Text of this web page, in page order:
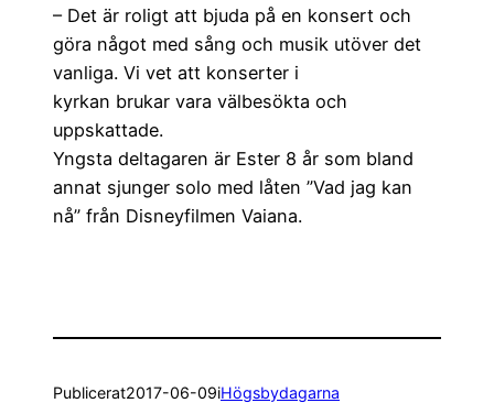
– Det är roligt att bjuda på en konsert och
göra något med sång och musik utöver det
vanliga. Vi vet att konserter i
kyrkan brukar vara välbesökta och
uppskattade.
Yngsta deltagaren är Ester 8 år som bland
annat sjunger solo med låten ”Vad jag kan
nå” från Disneyfilmen Vaiana.
Publicerat2017-06-09iHögsbydagarna